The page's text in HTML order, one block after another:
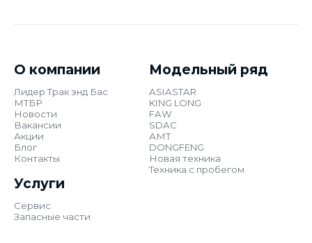
О компании
Лидер Трак энд Бас
МТБР
Новости
Вакансии
Акции
Блог
Контакты
Модельный ряд
ASIASTAR
KING LONG
FAW
SDAC
АМТ
DONGFENG
Новая техника
Техника с пробегом
Услуги
Сервис
Запасные части